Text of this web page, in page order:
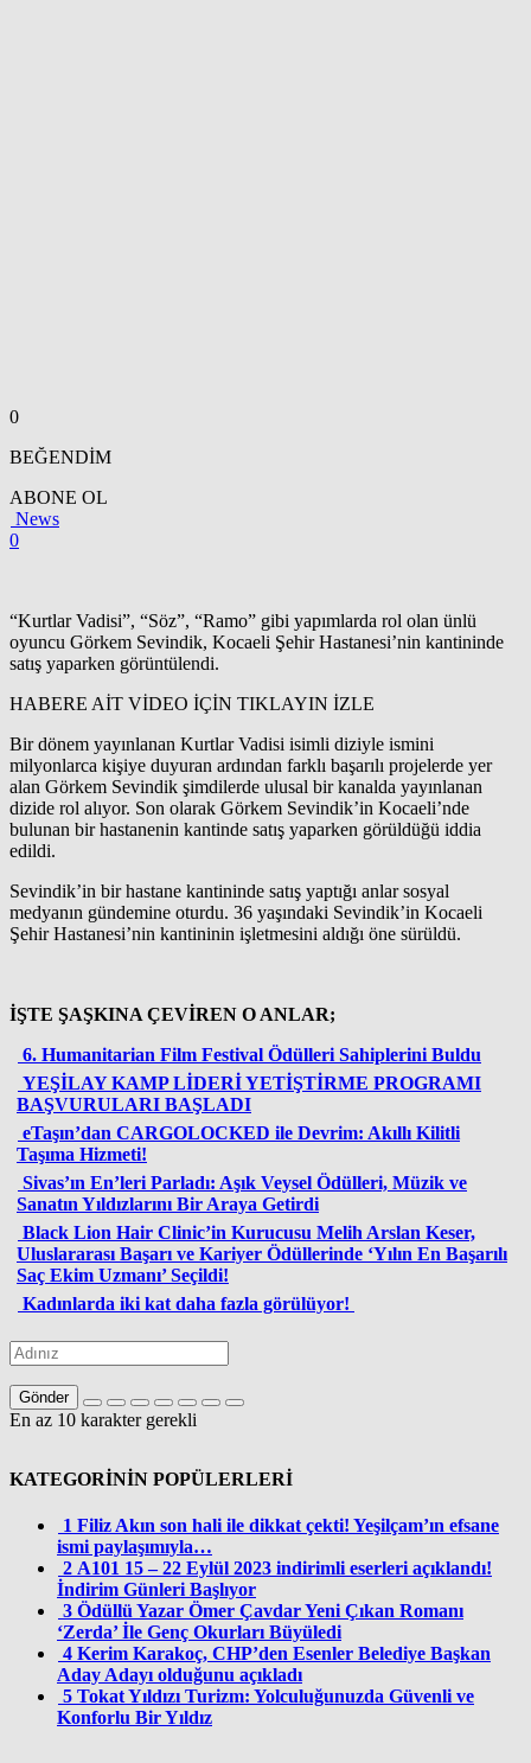
0
BEĞENDİM
ABONE OL
News
0
“Kurtlar Vadisi”, “Söz”, “Ramo” gibi yapımlarda rol olan ünlü
oyuncu Görkem Sevindik, Kocaeli Şehir Hastanesi’nin kantininde
satış yaparken görüntülendi.
HABERE AİT VİDEO İÇİN TIKLAYIN İZLE
Bir dönem yayınlanan Kurtlar Vadisi isimli diziyle ismini
milyonlarca kişiye duyuran ardından farklı başarılı projelerde yer
alan Görkem Sevindik şimdilerde ulusal bir kanalda yayınlanan
dizide rol alıyor. Son olarak Görkem Sevindik’in Kocaeli’nde
bulunan bir hastanenin kantinde satış yaparken görüldüğü iddia
edildi.
Sevindik’in bir hastane kantininde satış yaptığı anlar sosyal
medyanın gündemine oturdu. 36 yaşındaki Sevindik’in Kocaeli
Şehir Hastanesi’nin kantininin işletmesini aldığı öne sürüldü.
İŞTE ŞAŞKINA ÇEVİREN O ANLAR;
6. Humanitarian Film Festival Ödülleri Sahiplerini Buldu
YEŞİLAY KAMP LİDERİ YETİŞTİRME PROGRAMI
BAŞVURULARI BAŞLADI
eTaşın’dan CARGOLOCKED ile Devrim: Akıllı Kilitli
Taşıma Hizmeti!
Sivas’ın En’leri Parladı: Aşık Veysel Ödülleri, Müzik ve
Sanatın Yıldızlarını Bir Araya Getirdi
Black Lion Hair Clinic’in Kurucusu Melih Arslan Keser,
Uluslararası Başarı ve Kariyer Ödüllerinde ‘Yılın En Başarılı
Saç Ekim Uzmanı’ Seçildi!
Kadınlarda iki kat daha fazla görülüyor!
Gönder
En az 10 karakter gerekli
KATEGORİNİN POPÜLERLERİ
1 Filiz Akın son hali ile dikkat çekti! Yeşilçam’ın efsane
ismi paylaşımıyla…
2 A101 15 – 22 Eylül 2023 indirimli eserleri açıklandı!
İndirim Günleri Başlıyor
3 Ödüllü Yazar Ömer Çavdar Yeni Çıkan Romanı
‘Zerda’ İle Genç Okurları Büyüledi
4 Kerim Karakoç, CHP’den Esenler Belediye Başkan
Aday Adayı olduğunu açıkladı
5 Tokat Yıldızı Turizm: Yolculuğunuzda Güvenli ve
Konforlu Bir Yıldız